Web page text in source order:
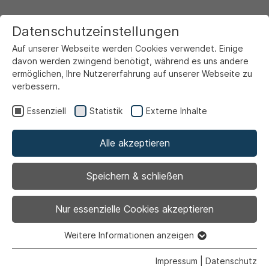
Rosenmontag in der
Familienbildungsstätte
Datenschutzeinstellungen
Auf unserer Webseite werden Cookies verwendet. Einige
davon werden zwingend benötigt, während es uns andere
ermöglichen, Ihre Nutzererfahrung auf unserer Webseite zu
verbessern.
Essenziell Statistik Externe Inhalte
Alle akzeptieren
Speichern & schließen
Nur essenzielle Cookies akzeptieren
Essenzielle Cookies werden für grundlegende Funktionen
Weitere Informationen anzeigen
Impressum Datenschutz